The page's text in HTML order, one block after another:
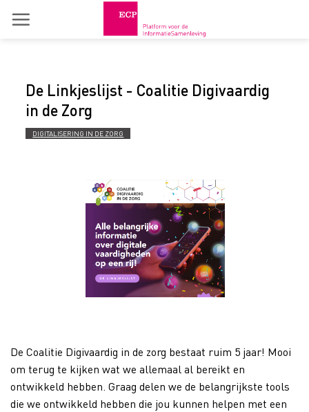
De Linkjeslijst - Coalitie Digivaardig
in de Zorg
DIGITALISERING IN DE ZORG
De Coalitie Digivaardig in de zorg bestaat ruim 5 jaar! Mooi
om terug te kijken wat we allemaal al bereikt en
ontwikkeld hebben. Graag delen we de belangrijkste tools
die we ontwikkeld hebben die jou kunnen helpen met een